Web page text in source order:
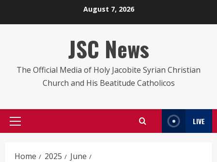
August 7, 2026
JSC News
The Official Media of Holy Jacobite Syrian Christian
Church and His Beatitude Catholicos
Primary
LIVE
Home 2025
June